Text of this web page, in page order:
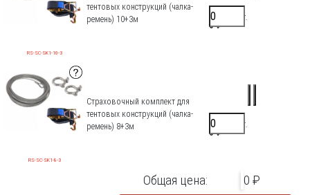
RS-SC-SK1-10-3
тентовых конструкций (чалка-
ремень) 10+3м
6500 ₽/шт.
0 ₽
RS-SC-SK1-8-3
Страховочный комплект для
тентовых конструкций (чалка-
ремень) 8+3м
6000 ₽/шт.
0 ₽
Общая цена: 0 ₽